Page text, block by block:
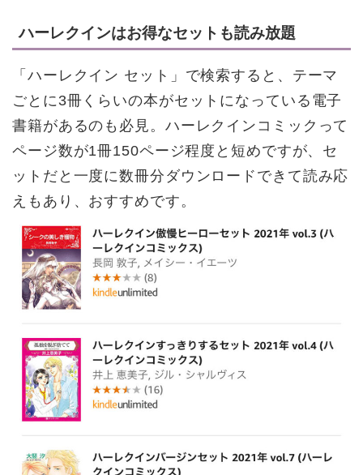
ハーレクインはお得なセットも読み放題
「ハーレクイン セット」で検索すると、テーマ
ごとに3冊くらいの本がセットになっている電子
書籍があるのも必見。ハーレクインコミックって
ページ数が1冊150ページ程度と短めですが、セ
ットだと一度に数冊分ダウンロードできて読み応
えもあり、おすすめです。